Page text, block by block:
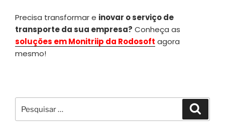
Precisa transformar e inovar o serviço de
transporte da sua empresa? Conheça as
soluções em Monitriip da Rodosoft agora
mesmo!